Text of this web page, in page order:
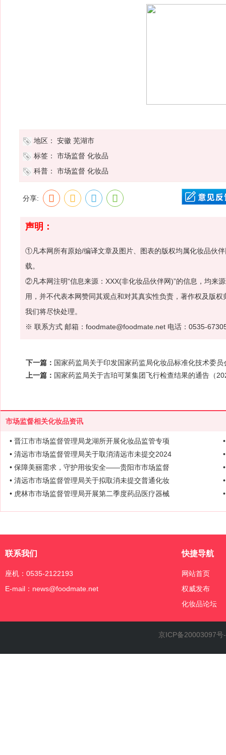
地区： 安徽 芜湖市
标签：
市场监督 化妆品
科普：
市场监督 化妆品
分享:
声明：
①凡本网所有原始/编译文章及图片、图表的版权均属化妆品伙
载。
②凡本网注明“信息来源：XXX(非化妆品伙伴网)”的信息，均来
用，并不代表本网赞同其观点和对其真实性负责，著作权及版
我们将尽快处理。
※ 联系方式 邮箱：foodmate@foodmate.net 电话：0535-
下一篇： 国家药监局关于印发国家药监局化妆品标准化技术委
上一篇： 国家药监局关于吉珀可莱集团飞行检查结果的通告（
市场监督相关化妆品资讯
• 晋江市市场监督管理局龙湖所开展化妆品监管专项
• 清远市市场监督管理局关于取消清远市未提交2024
• 保障美丽需求，守护用妆安全——贵阳市市场监督
• 清远市市场监督管理局关于拟取消未提交普通化妆
• 虎林市市场监督管理局开展第二季度药品医疗器械
联系我们
座机：0535-2122193
E-mail：news@foodmate.net
快捷导航
网站首页
权威发布
化妆品论坛
京ICP备20003097号